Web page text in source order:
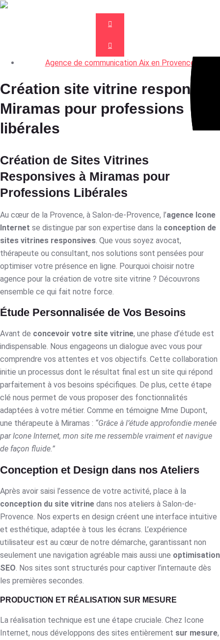
Agence de communication Aix en Provence
Création site vitrine responsive
Miramas pour professions
libérales
Création de Sites Vitrines
Responsives à Miramas pour
Professions Libérales
Au cœur de la Provence, à Salon-de-Provence, l’agence Icone
Internet se distingue par son expertise dans la conception de
sites vitrines responsives . Que vous soyez avocat,
thérapeute ou consultant, nos solutions sont pensées pour
optimiser votre présence en ligne. Pourquoi choisir notre
agence pour la création de votre site vitrine ? Découvrons
ensemble ce qui fait notre force.
Étude Personnalisée de Vos Besoins
Avant de concevoir votre site vitrine, une phase d’étude est
indispensable. Nous engageons un dialogue avec vous pour
comprendre vos attentes et vos objectifs. Cette collaboration
initie un processus dont le résultat final est un site qui répond
parfaitement à vos besoins spécifiques. De plus, cette étape
clé nous permet de vous proposer des fonctionnalités
adaptées à votre métier. Comme en témoigne Mme Dupont,
une thérapeute à Miramas : “Grâce à l’étude approfondie menée
par Icone Internet, mon site me ressemble vraiment et navigue
de façon fluide.”
Conception et Design dans nos Ateliers
Après avoir saisi l’essence de votre activité, place à la
conception du site vitrine dans nos ateliers à Salon-de-
Provence. Nos experts en design créent une interface intuitive
et esthétique, adaptée à tous les écrans. L’expérience
utilisateur est au cœur de notre démarche, garantissant non
seulement une navigation agréable mais aussi une optimisation
SEO . Nos sites sont structurés pour captiver l’internaute dès
les premières secondes.
PRODUCTION ET RÉALISATION SUR MESURE
La réalisation technique est une étape cruciale. Chez Icone
Internet, nous développons des sites entièrement sur mesure,